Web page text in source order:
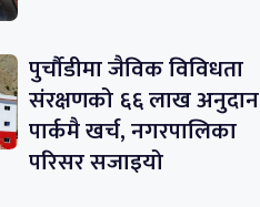
पुर्चौडीमा जैविक विविधता
संरक्षणको ६६ लाख अनुदान
पार्कमै खर्च, नगरपालिका
परिसर सजाइयो